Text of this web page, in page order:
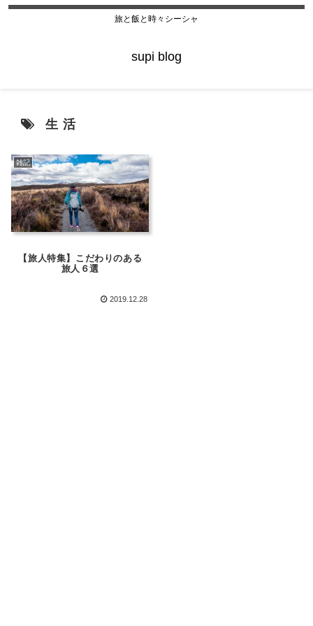
旅と飯と時々シーシャ
supi blog
生活
雑記
【旅人特集】こだわりのある
旅人６選
2019.12.28